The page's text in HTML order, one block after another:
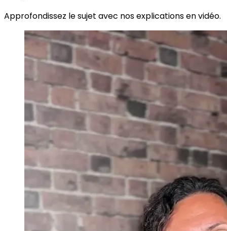
Approfondissez le sujet avec nos explications en vidéo.